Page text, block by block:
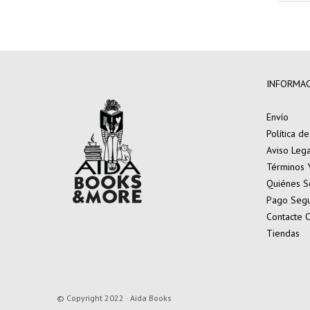
Envío
Política
Aviso
Términos
Quiénes
Pago
Contacte
Tiendas
© Copyright 2022 · Aida Books